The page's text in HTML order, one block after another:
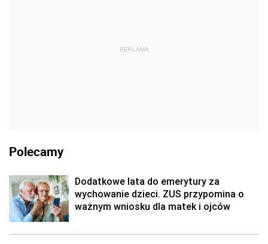
REKLAMA
Polecamy
Dodatkowe lata do emerytury za
wychowanie dzieci. ZUS przypomina o
ważnym wniosku dla matek i ojców